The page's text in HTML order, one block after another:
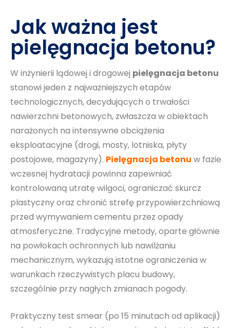
Jak ważna jest
pielęgnacja betonu?
W inżynierii lądowej i drogowej pielęgnacja betonu
stanowi jeden z najważniejszych etapów
technologicznych, decydujących o trwałości
nawierzchni betonowych, zwłaszcza w obiektach
narażonych na intensywne obciążenia
eksploatacyjne (drogi, mosty, lotniska, płyty
postojowe, magazyny). Pielęgnacja betonu w fazie
wczesnej hydratacji powinna zapewniać
kontrolowaną utratę wilgoci, ograniczać skurcz
plastyczny oraz chronić strefę przypowierzchniową
przed wymywaniem cementu przez opady
atmosferyczne. Tradycyjne metody, oparte głównie
na powłokach ochronnych lub nawilżaniu
mechanicznym, wykazują istotne ograniczenia w
warunkach rzeczywistych placu budowy,
szczególnie przy nagłych zmianach pogody.
Praktyczny test smear (po 15 minutach od aplikacji)